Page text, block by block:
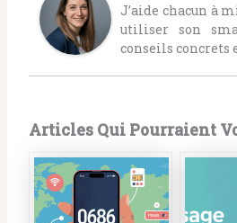
J’aide chacun à
utiliser son
conseils concrets
Articles Qui Pourraient